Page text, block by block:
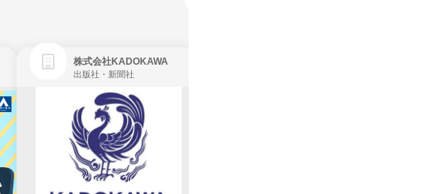
株式会社KADOKAWA
出版社・新聞社